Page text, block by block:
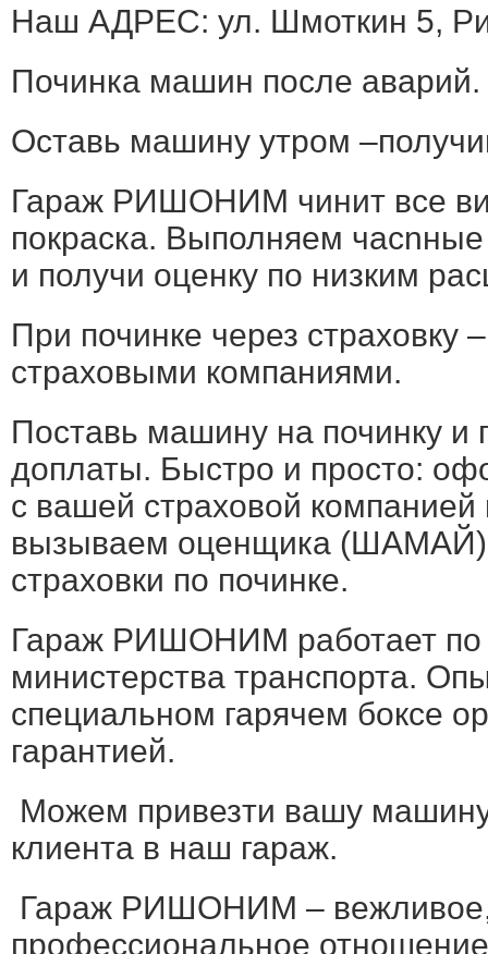
Наш АДРЕС: ул. Шмоткин 5,
Починка машин после аварий.
Оставь машину утром
Гараж РИШОНИМ чинит все
покраска. Выполняем
и получи оценку по низким
При починке через страховку
страховыми компаниями.
Поставь машину на починку и
доплаты. Быстро и просто:
с вашей страховой
вызываем оценщика (ШАМАЙ),
страховки по починке.
Гараж РИШОНИМ работает по
министерства транспорта.
специальном гарячем боксе
гарантией.
Можем привезти вашу
клиента в наш гараж.
Гараж РИШОНИМ – вежливое,
профессиональное